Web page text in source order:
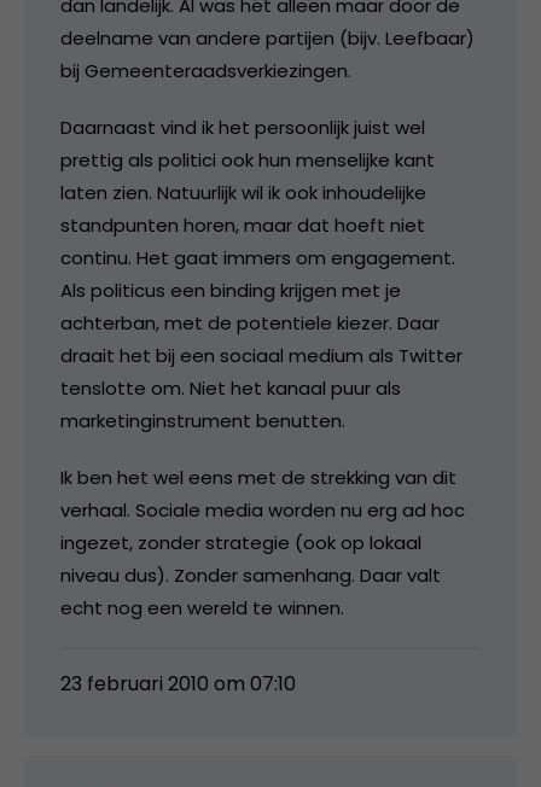
dan landelijk. Al was het alleen maar door de
deelname van andere partijen (bijv. Leefbaar)
bij Gemeenteraadsverkiezingen.
Daarnaast vind ik het persoonlijk juist wel
prettig als politici ook hun menselijke kant
laten zien. Natuurlijk wil ik ook inhoudelijke
standpunten horen, maar dat hoeft niet
continu. Het gaat immers om engagement.
Als politicus een binding krijgen met je
achterban, met de potentiele kiezer. Daar
draait het bij een sociaal medium als Twitter
tenslotte om. Niet het kanaal puur als
marketinginstrument benutten.
Ik ben het wel eens met de strekking van dit
verhaal. Sociale media worden nu erg ad hoc
ingezet, zonder strategie (ook op lokaal
niveau dus). Zonder samenhang. Daar valt
echt nog een wereld te winnen.
23 februari 2010 om 07:10